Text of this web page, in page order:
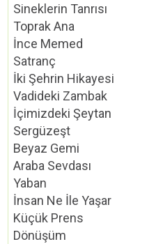
Sineklerin Tanrısı
Toprak Ana
İnce Memed
Satranç
İki Şehrin Hikayesi
Vadideki Zambak
İçimizdeki Şeytan
Sergüzeşt
Beyaz Gemi
Araba Sevdası
Yaban
İnsan Ne İle Yaşar
Küçük Prens
Dönüşüm